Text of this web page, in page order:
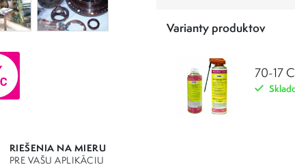
RIEŠENIA NA MIERU
PRE VAŠU APLIKÁCIU
Varianty produktov
70-17